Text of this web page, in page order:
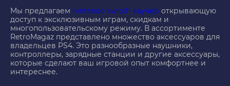
Мы предлагаем nintendo switch ваучер открывающую
доступ к эксклюзивным играм, скидкам и
многопользовательскому режиму. В ассортименте
RetroMagaz представлено множество аксессуаров для
владельцев PS4. Это разнообразные наушники,
контроллеры, зарядные станции и другие аксессуары,
которые сделают ваш игровой опыт комфортнее и
интереснее.